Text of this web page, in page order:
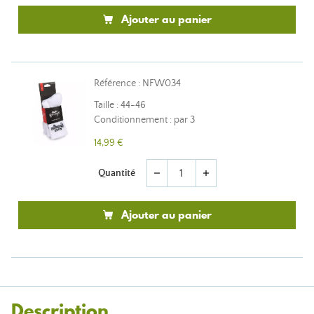
Ajouter au panier
Référence : NFW034
Taille : 44-46
Conditionnement : par 3
14,99 €
Quantité remove add
Ajouter au panier